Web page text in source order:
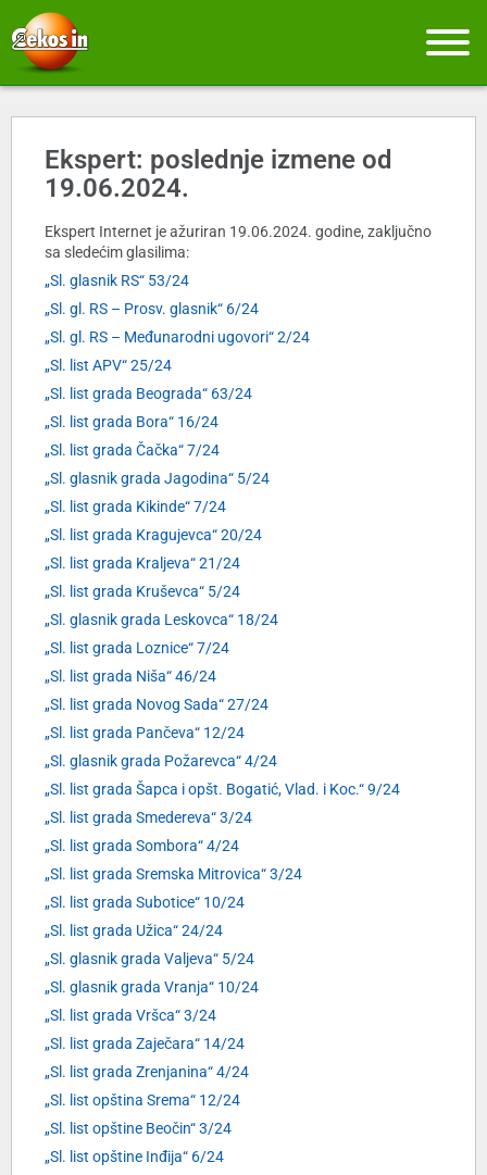
Ekspert: poslednje izmene od
19.06.2024.
Ekspert Internet je ažuriran 19.06.2024. godine, zaključno
sa sledećim glasilima:
„Sl. glasnik RS“ 53/24
„Sl. gl. RS – Prosv. glasnik“ 6/24
„Sl. gl. RS – Međunarodni ugovori“ 2/24
„Sl. list APV“ 25/24
„Sl. list grada Beograda“ 63/24
„Sl. list grada Bora“ 16/24
„Sl. list grada Čačka“ 7/24
„Sl. glasnik grada Jagodina“ 5/24
„Sl. list grada Kikinde“ 7/24
„Sl. list grada Kragujevca“ 20/24
„Sl. list grada Kraljeva“ 21/24
„Sl. list grada Kruševca“ 5/24
„Sl. glasnik grada Leskovca“ 18/24
„Sl. list grada Loznice“ 7/24
„Sl. list grada Niša“ 46/24
„Sl. list grada Novog Sada“ 27/24
„Sl. list grada Pančeva“ 12/24
„Sl. glasnik grada Požarevca“ 4/24
„Sl. list grada Šapca i opšt. Bogatić, Vlad. i Koc.“ 9/24
„Sl. list grada Smedereva“ 3/24
„Sl. list grada Sombora“ 4/24
„Sl. list grada Sremska Mitrovica“ 3/24
„Sl. list grada Subotice“ 10/24
„Sl. list grada Užica“ 24/24
„Sl. glasnik grada Valjeva“ 5/24
„Sl. glasnik grada Vranja“ 10/24
„Sl. list grada Vršca“ 3/24
„Sl. list grada Zaječara“ 14/24
„Sl. list grada Zrenjanina“ 4/24
„Sl. list opština Srema“ 12/24
„Sl. list opštine Beočin“ 3/24
„Sl. list opštine Inđija“ 6/24